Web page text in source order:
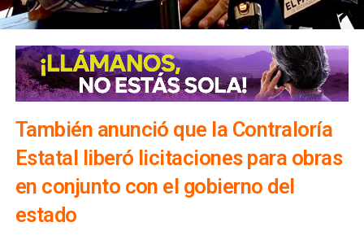
También anunció que la Contraloría
Estatal liberó licitaciones para obras
en conjunto con el gobierno del
estado